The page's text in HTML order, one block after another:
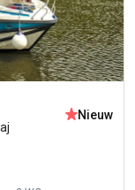
Nieuw